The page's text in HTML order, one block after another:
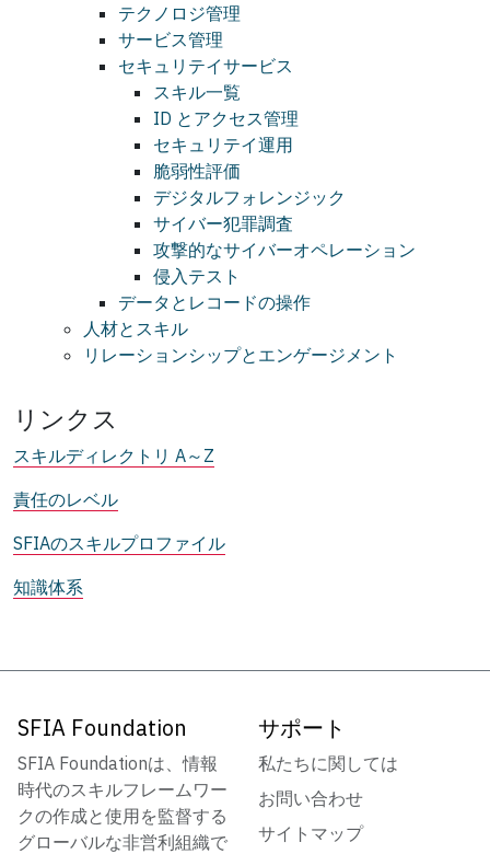
テクノロジ管理
サービス管理
セキュリテイサービス
スキル一覧
ID とアクセス管理
セキュリテイ運用
脆弱性評価
デジタルフォレンジック
サイバー犯罪調査
攻撃的なサイバーオペレーション
侵入テスト
データとレコードの操作
人材とスキル
リレーションシップとエンゲージメント
リンクス
スキルディレクトリ A～Z
責任のレベル
SFIAのスキルプロファイル
知識体系
SFIA Foundation
SFIA Foundationは、情報
時代のスキルフレームワー
クの作成と使用を監督する
グローバルな非営利組織で
サポート
私たちに関しては
お問い合わせ
サイトマップ